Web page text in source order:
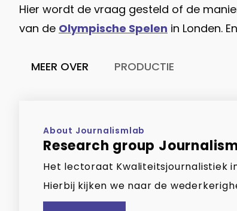
Hier wordt de vraag gesteld of de
van de Olympische Spelen in Londen.
MEER OVER PRODUCTIE
About Journalismlab
Research group
Het lectoraat Kwaliteitsjournalistiek
Hierbij kijken we naar de